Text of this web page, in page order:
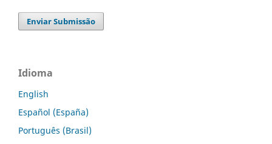
Enviar Submissão
Idioma
English
Español (España)
Português (Brasil)